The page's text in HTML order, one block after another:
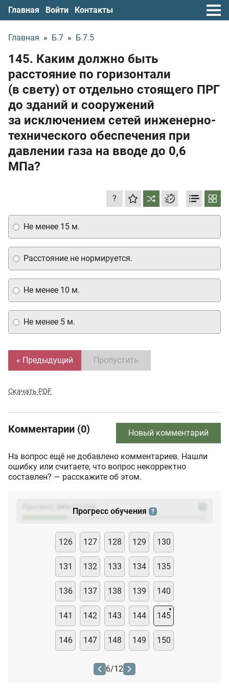
Главная Войти Контакты
Главная » Б.7 » Б.7.5
145. Каким должно быть
расстояние по горизонтали
(в свету) от отдельно стоящего ПРГ
до зданий и сооружений
за исключением сетей инженерно-
технического обеспечения при
давлении газа на вводе до 0,6
МПа?
?
Не менее 5 м.
Не менее 10 м.
Не менее 15 м.
Расстояние не нормируется.
« Предыдущий Пропустить
Скачать PDF
Комментарии (0) Новый комментарий
На вопрос ещё не добавлено комментариев. Нашли
ошибку или считаете, что вопрос некорректно
составлен? — расскажите об этом.
(23
Прогресс обучения ?
126 127 128 129 130
131 132 133 134 135
136 137 138 139 140
141 142 143 144 145
146 147 148 149 150
6/12